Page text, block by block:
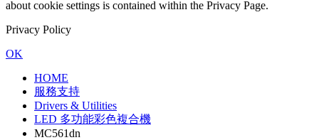
about cookie settings is contained within the Privacy Page.
Privacy Policy
OK
HOME
服務支持
Drivers & Utilities
LED 多功能彩色複合機
MC561dn